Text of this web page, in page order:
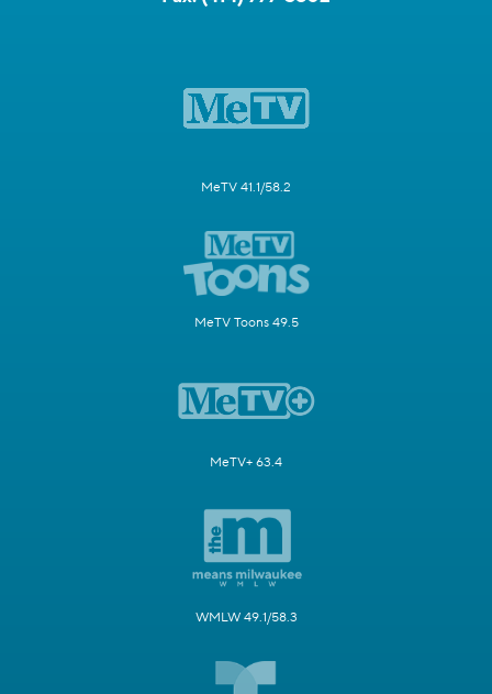
MeTV 41.1/58.2
MeTV Toons 49.5
MeTV+ 63.4
WMLW 49.1/58.3